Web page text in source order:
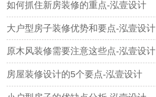
如何抓住新房装修的重点-泓壹设计
大户型房子装修优势和要点-泓壹设计
原木风装修需要注意这些点-泓壹设计
房屋装修设计的5个要点-泓壹设计